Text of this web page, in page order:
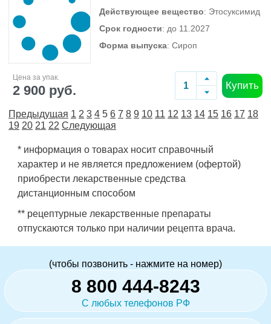
Действующее вещество: Этосуксимид
Срок годности: до 11.2027
Форма выпуска: Сироп
Цена за упак.
2 900 руб. Купить
Предыдущая 1 2 3 4 5 6 7 8 9 10 11 12 13 14 15 16 17 18
19 20 21 22 Следующая
* информация о товарах носит справочный
характер и не является предложением (офертой)
приобрести лекарственные средства
дистанционным способом
** рецептурные лекарственные препараты
отпускаются только при наличии рецепта врача.
(чтобы позвонить - нажмите на номер)
8 800 444-8243
С любых телефонов РФ